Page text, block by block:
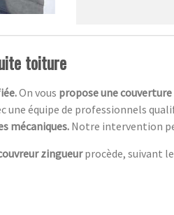
toiture
On vous propose une couverture
une équipe de professionnels
mécaniques. Notre intervention
zingueurprocède, suivant le